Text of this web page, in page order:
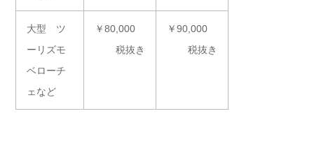
大型 ツ
ーリズモ
ベローチ
ェなど
￥80,000
税抜き
￥90,000
税抜き